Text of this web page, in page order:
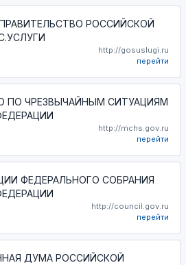
РОССИЙСКОЙ
http://gosuslugi.ru
перейти
ПО ЧРЕЗВЫЧАЙНЫМ СИТУАЦИЯМ
http://mchs.gov.ru
перейти
ФЕДЕРАЛЬНОГО СОБРАНИЯ
http://council.gov.ru
перейти
ДУМА РОССИЙСКОЙ